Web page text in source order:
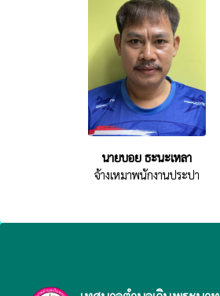
นายบอย ธะนะเหลา
จ้างเหมาพนักงานประปา